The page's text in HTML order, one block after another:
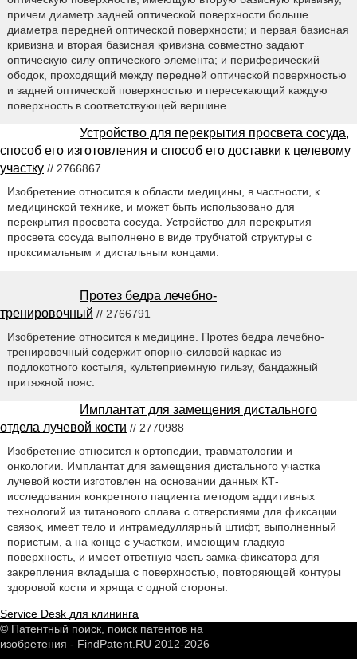
причем диаметр задней оптической поверхности больше
диаметра передней оптической поверхности; и первая базисная
кривизна и вторая базисная кривизна совместно задают
оптическую силу оптического элемента; и периферический
ободок, проходящий между передней оптической поверхностью
и задней оптической поверхностью и пересекающий каждую
поверхность в соответствующей вершине.
Устройство для перекрытия просвета сосуда,
способ его изготовления и способ его доставки к целевому
участку // 2766867
Изобретение относится к области медицины, в частности, к
медицинской технике, и может быть использовано для
перекрытия просвета сосуда. Устройство для перекрытия
просвета сосуда выполнено в виде трубчатой структуры с
проксимальным и дистальным концами.
Протез бедра лечебно-
тренировочный // 2766791
Изобретение относится к медицине. Протез бедра лечебно-
тренировочный содержит опорно-силовой каркас из
подлокотного костыля, культеприемную гильзу, бандажный
притяжной пояс.
Имплантат для замещения дистального
отдела лучевой кости // 2770988
Изобретение относится к ортопедии, травматологии и
онкологии. Имплантат для замещения дистального участка
лучевой кости изготовлен на основании данных КТ-
исследования конкретного пациента методом аддитивных
технологий из титанового сплава с отверстиями для фиксации
связок, имеет тело и интрамедуллярный штифт, выполненный
пористым, а на конце с участком, имеющим гладкую
поверхность, и имеет ответную часть замка-фиксатора для
закрепления вкладыша с поверхностью, повторяющей контуры
здоровой кости и хряща с одной стороны.
Service Desk для клининга
© Патентный поиск, поиск патентов на
изобретения - FindPatent.RU 2012-2026